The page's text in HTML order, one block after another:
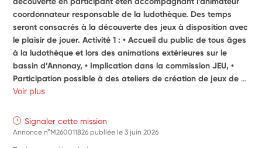
coordonnateur responsable de la ludothèque. Des temps
seront consacrés à la découverte des jeux à disposition avec
le plaisir de jouer. Activité 1 : • Accueil du public de tous âges
à la ludothèque et lors des animations extérieures sur le
bassin d’Annonay, • Implication dans la commission JEU, •
Participation possible à des ateliers de création de jeux de
société, • Recherches et propositions d’activités et de jeux
Découverte et Implication dans l’organisation et la réalisation
d’événements autour du jeu avec des publics diversifiés,
Voir plus
Signaler cette mission
Annonce n°M260011826 publiée le3 juin 2026